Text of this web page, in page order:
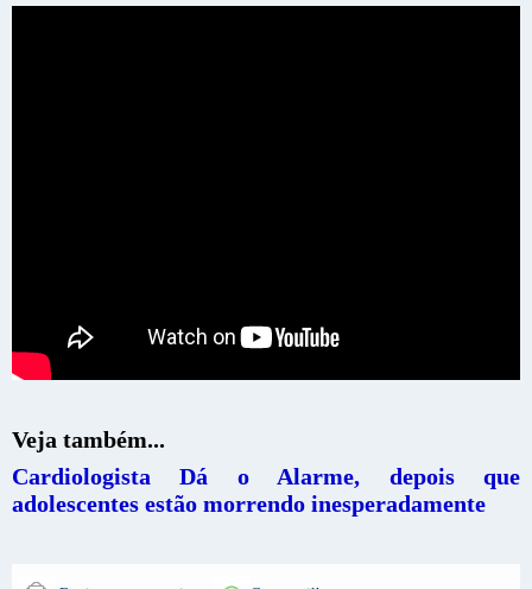
Veja também...
Cardiologista Dá o Alarme, depois que
adolescentes estão morrendo inesperadamente